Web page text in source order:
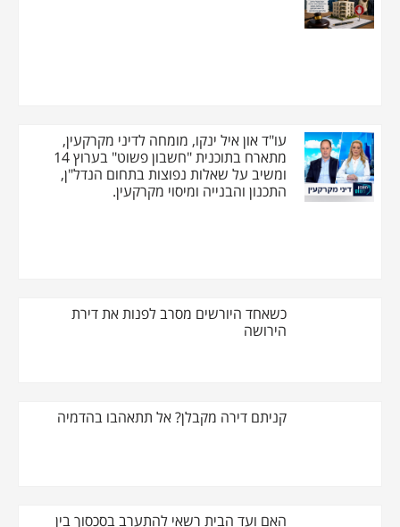
עו"ד און איל ינקו, מומחה לדיני מקרקעין,
מתארח בתוכנית "חשבון פשוט" בערוץ 14
ומשיב על שאלות נפוצות בתחום הנדל"ן,
התכנון והבנייה ומיסוי מקרקעין.
כשאחד היורשים מסרב לפנות את דירת
קניתם דירה מקבלן? אל תתאהבו בהדמיה
האם ועד הבית רשאי להתערב בסכסוך בין